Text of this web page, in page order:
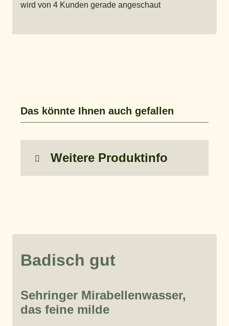
wird von 4 Kunden gerade angeschaut
Das könnte Ihnen auch gefallen
Weitere Produktinfo
Badisch gut
Sehringer Mirabellenwasser,
das feine milde